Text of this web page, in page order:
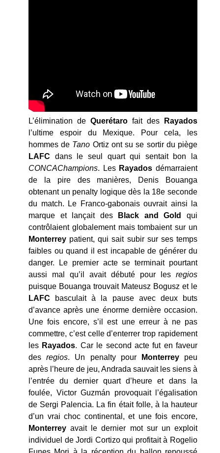
L’élimination de Querétaro fait des
Rayados
l’ultime espoir du Mexique. Pour cela, les
hommes de Tano Ortiz ont su se sortir du piège
LAFC dans le seul quart qui sentait bon la
CONCAChampions. Les Rayados démarraient
de la pire des manières, Denis Bouanga
obtenant un penalty logique dès la 18e seconde
du match. Le Franco-gabonais ouvrait ainsi la
marque et lançait des
Black and Goldqui
contrôlaient globalement mais tombaient sur un
Monterrey patient, qui sait subir sur ses temps
faibles ou quand il est incapable de générer du
danger. Le premier acte se terminait pourtant
aussi mal qu’il avait débuté pour les regios
puisque Bouanga trouvait Mateusz Bogusz et le
LAFC basculait à la pause avec deux buts
d’avance après une énorme dernière occasion.
Une fois encore, s’il est une erreur à ne pas
commettre, c’est celle d’enterrer trop rapidement
les Rayados. Car le second acte fut en faveur
desregios. Un penalty pour Monterreypeu
après l’heure de jeu, Andrada sauvait les siens à
l’entrée du dernier quart d’heure et dans la
foulée, Victor Guzmán provoquait l’égalisation
de Sergi Palencia. La fin était folle, à la hauteur
d’un vrai choc continental, et une fois encore,
Monterrey avait le dernier mot sur un exploit
individuel de Jordi Cortizo qui profitait à Rogelio